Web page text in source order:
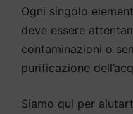
Ogni singolo
deve essere
contaminazioni o
purificazione
Siamo qui per